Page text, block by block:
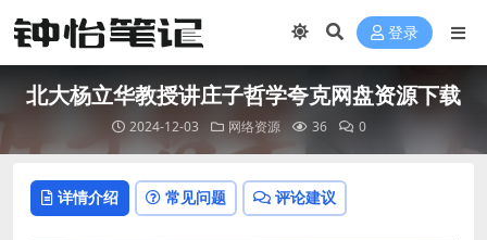
登录
北大杨立华教授讲庄子哲学夸克网盘资源下载
2024-12-03 网络资源 36 0
详情介绍 常见问题 评论建议